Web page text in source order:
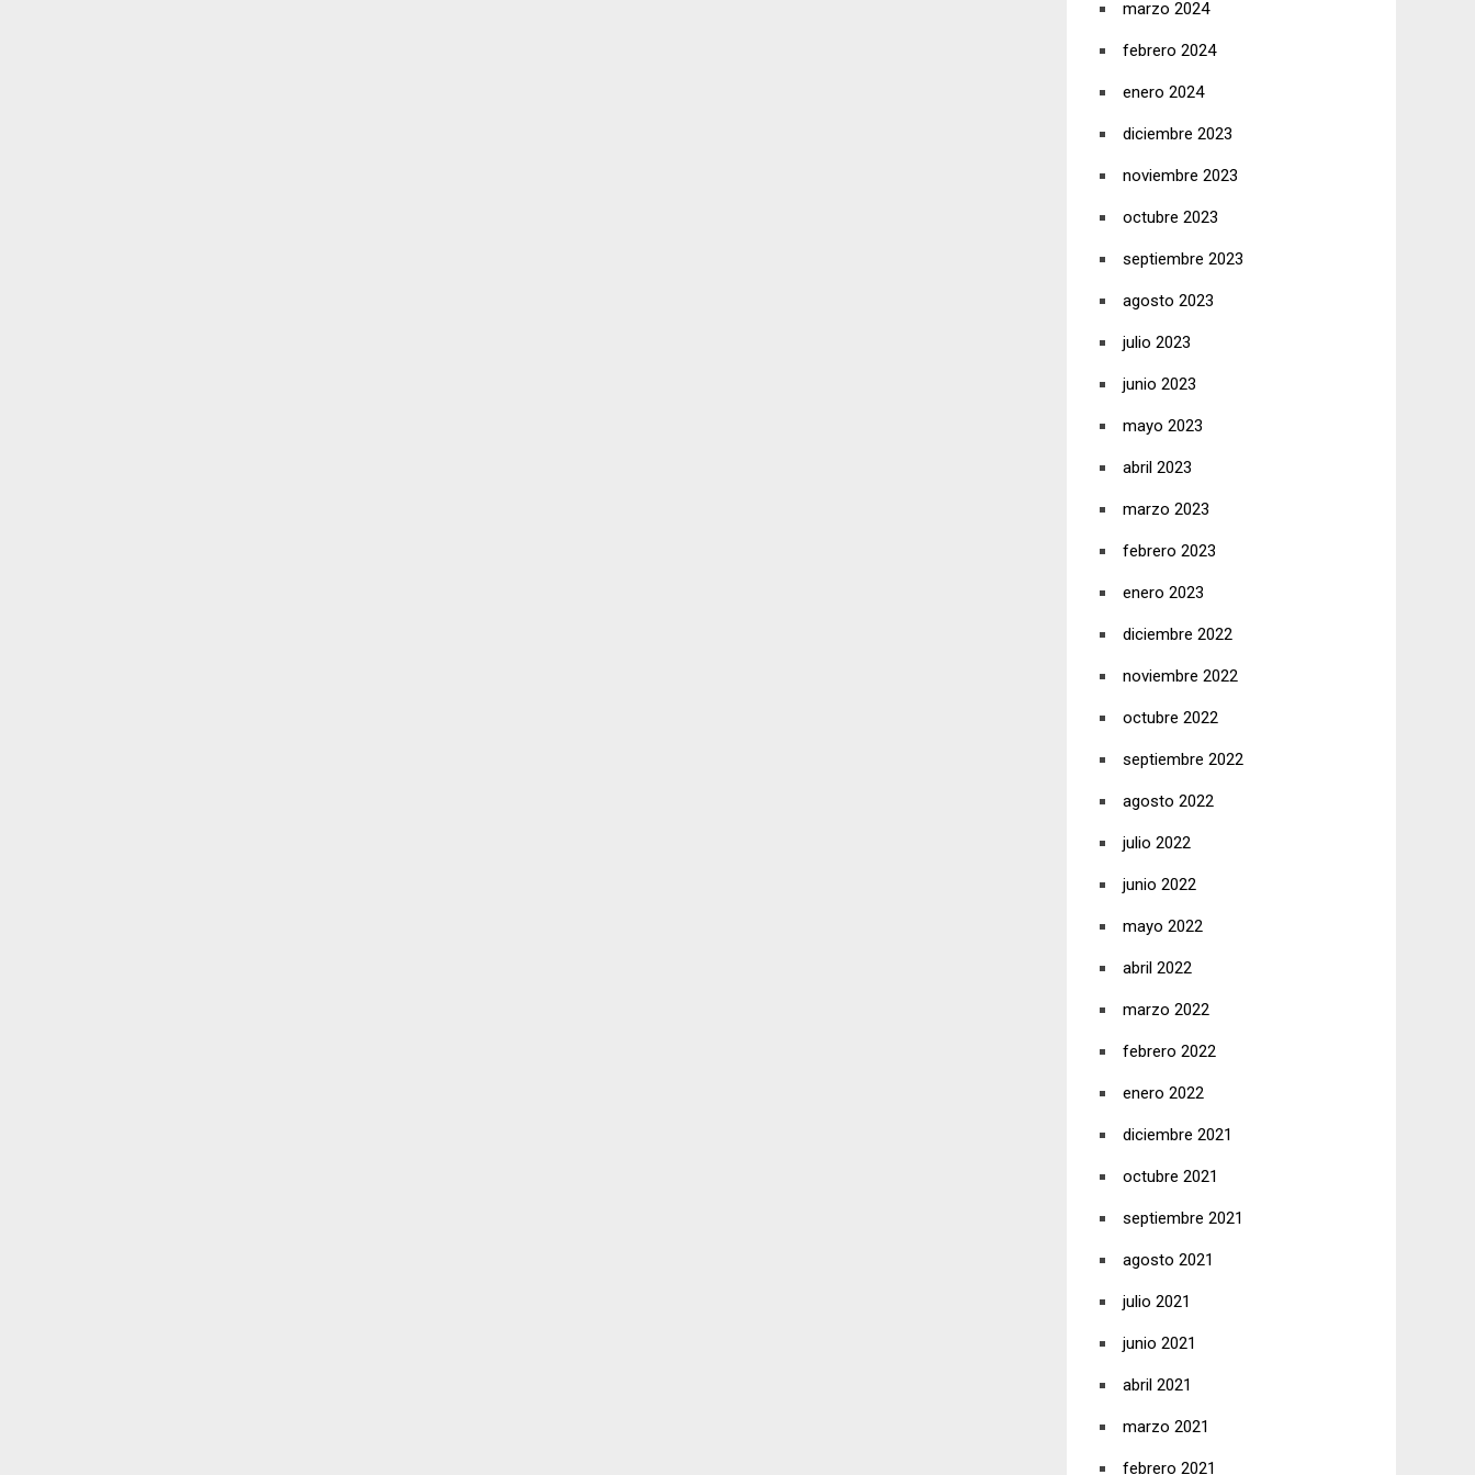
marzo 2024
febrero 2024
enero 2024
diciembre 2023
noviembre 2023
octubre 2023
septiembre 2023
agosto 2023
julio 2023
junio 2023
mayo 2023
abril 2023
marzo 2023
febrero 2023
enero 2023
diciembre 2022
noviembre 2022
octubre 2022
septiembre 2022
agosto 2022
julio 2022
junio 2022
mayo 2022
abril 2022
marzo 2022
febrero 2022
enero 2022
diciembre 2021
octubre 2021
septiembre 2021
agosto 2021
julio 2021
junio 2021
abril 2021
marzo 2021
febrero 2021